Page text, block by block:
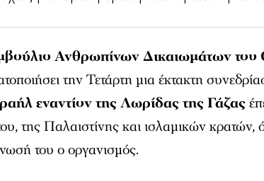
Ανθρωπίνων Δικαιωμάτων
την Τετάρτη μια έκτακτη
εναντίον της Λωρίδας της Γάζας
της Παλαιστίνης και ισλαμικών κρατών,
του ο οργανισμός.